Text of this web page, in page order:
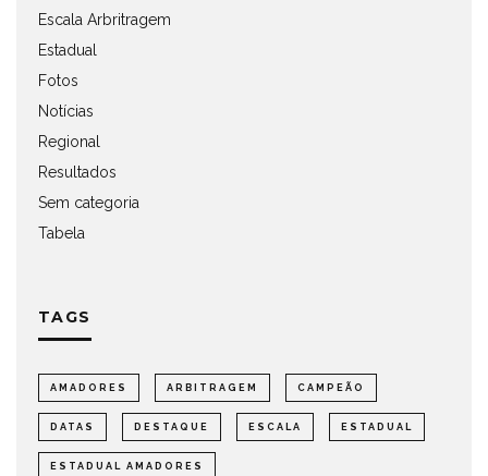
Escala Arbritragem
Estadual
Fotos
Notícias
Regional
Resultados
Sem categoria
Tabela
TAGS
AMADORES ARBITRAGEM CAMPEÃO
DATAS DESTAQUE ESCALA ESTADUAL
ESTADUAL AMADORES